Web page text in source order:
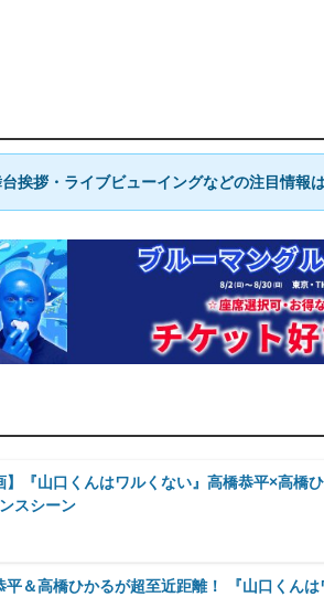
台挨拶・ライブビューイングなどの注目情報
】『山口くんはワルくない』高橋恭平×高橋
スシーン
平＆高橋ひかるが超至近距離！ 『山口くん